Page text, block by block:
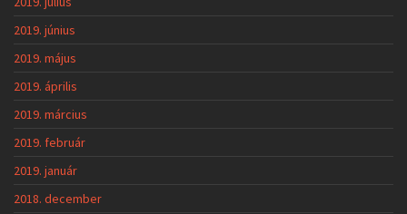
2019. június
2019. május
2019. április
2019. március
2019. február
2019. január
2018. december